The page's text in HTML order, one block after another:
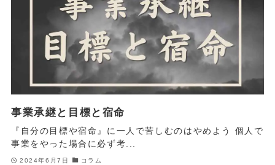
事業承継と目標と宿命
『自分の目標や宿命』に一人で苦しむのはやめよう 個人で
事業をやった場合に必ず考...
2024年6月7日 コラム